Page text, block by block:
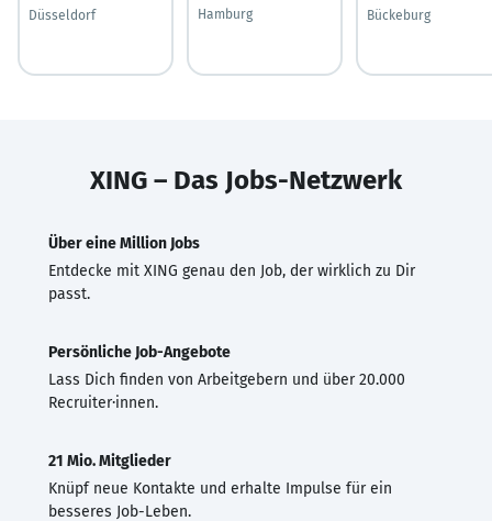
Düsseldorf
Hamburg
Bückeburg
XING – Das Jobs-Netzwerk
Über eine Million Jobs
Entdecke mit XING genau den Job, der wirklich zu Dir
passt.
Persönliche Job-Angebote
Lass Dich finden von Arbeitgebern und über 20.000
Recruiter·innen.
21 Mio. Mitglieder
Knüpf neue Kontakte und erhalte Impulse für ein
besseres Job-Leben.